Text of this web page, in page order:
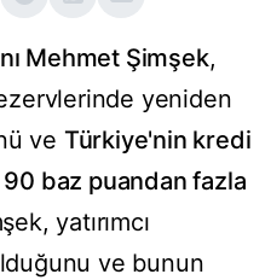
Mehmet Şimşek,
yeniden
ve Türkiye'nin kredi
90 baz puandan fazla
yatırımcı
ve bunun